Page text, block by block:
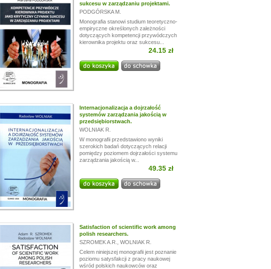
sukcesu w zarządzaniu projektami.
PODGÓRSKA M.
Monografia stanowi studium teoretyczno-
empiryczne określonych zależności
dotyczących kompetencji przywódczych
kierownika projektu oraz sukcesu...
24.15 zł
Internacjonalizacja a dojrzałość
systemów zarządzania jakością w
przedsiębiorstwach.
WOLNIAK R.
W monografii przedstawiono wyniki
szerokich badań dotyczących relacji
pomiędzy poziomem dojrzałości systemu
zarządzania jakością w...
49.35 zł
Satisfaction of scientific work among
polish researchers.
SZROMEK A.R.
WOLNIAK R.
Celem niniejszej monografii jest poznanie
poziomu satysfakcji z pracy naukowej
wśród polskich naukowców oraz